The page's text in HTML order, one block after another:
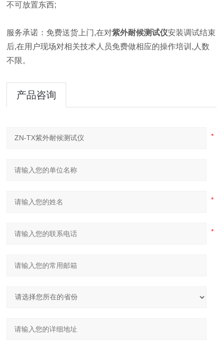
不可放置东西;
服务承诺：免费送货上门,在对紫外耐候测试仪安装调试结束
后,在用户现场对相关技术人员免费做相应的操作培训,人数
不限。
产品咨询